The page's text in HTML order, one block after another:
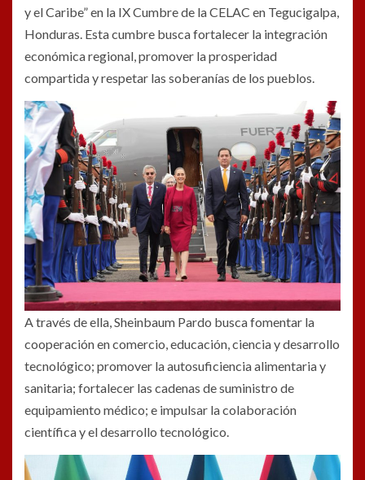
y el Caribe” en la IX Cumbre de la CELAC en Tegucigalpa,
Honduras. Esta cumbre busca fortalecer la integración
económica regional, promover la prosperidad
compartida y respetar las soberanías de los pueblos.
A través de ella, Sheinbaum Pardo busca fomentar la
cooperación en comercio, educación, ciencia y desarrollo
tecnológico; promover la autosuficiencia alimentaria y
sanitaria; fortalecer las cadenas de suministro de
equipamiento médico; e impulsar la colaboración
científica y el desarrollo tecnológico.